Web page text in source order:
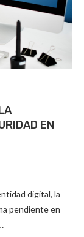
EN
digital, la
pendiente en